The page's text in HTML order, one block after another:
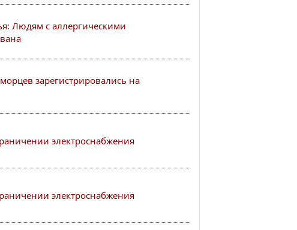
Людям с аллергическими
зарегистрировались на
электроснабжения
электроснабжения